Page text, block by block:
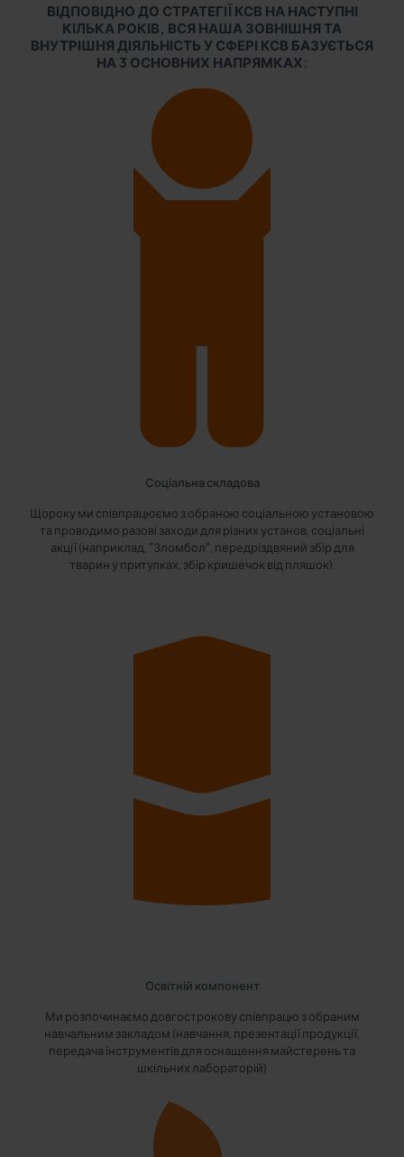
ВІДПОВІДНО ДО СТРАТЕГІЇ КСВ НА НАСТУПНІ
КІЛЬКА РОКІВ, ВСЯ НАША ЗОВНІШНЯ ТА
ВНУТРІШНЯ ДІЯЛЬНІСТЬ У СФЕРІ КСВ БАЗУЄТЬСЯ
НА 3 ОСНОВНИХ НАПРЯМКАХ:
Соціальна складова
Щороку ми співпрацюємо з обраною соціальною установою
та проводимо разові заходи для різних установ, соціальні
акції (наприклад, "Зломбол", передріздвяний збір для
тварин у притулках, збір кришечок від пляшок).
Освітній компонент
Ми розпочинаємо довгострокову співпрацю з обраним
навчальним закладом (навчання, презентації продукції,
передача інструментів для оснащення майстерень та
шкільних лабораторій)